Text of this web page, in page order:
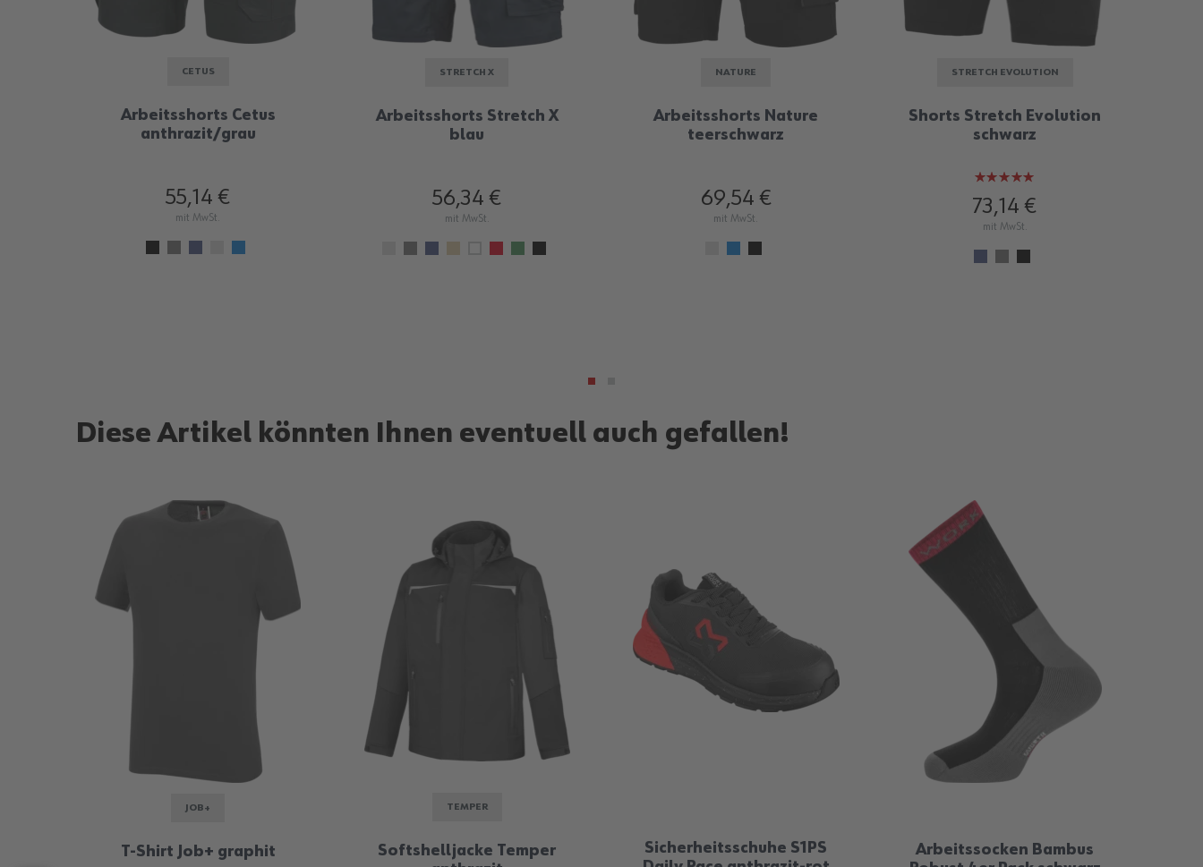
CETUS
Arbeitsshorts Cetus
anthrazit/grau
55,14 €
mit MwSt.
STRETCH X
Arbeitsshorts Stretch X
blau
56,34 €
mit MwSt.
NATURE
Arbeitsshorts Nature
teerschwarz
69,54 €
mit MwSt.
STRETCH EVOLUTION
Shorts Stretch Evolution
schwarz
Bewertung:
100%
73,14 €
mit MwSt.
Diese Artikel könnten Ihnen eventuell auch gefallen!
JOB+
T-Shirt Job+ graphit
TEMPER
Softshelljacke Temper
Sicherheitsschuhe S1PS
Arbeitssocken Bambus